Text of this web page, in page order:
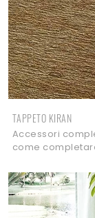
TAPPETO KIRAN
Accessori
come